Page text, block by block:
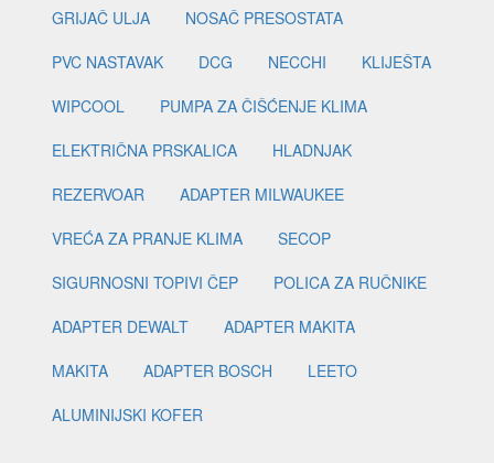
GRIJAČ ULJA
NOSAČ PRESOSTATA
PVC NASTAVAK
DCG NECCHI
KLIJEŠTA
WIPCOOL
PUMPA ZA ČIŠĆENJE KLIMA
ELEKTRIČNA PRSKALICA
HLADNJAK
REZERVOAR
ADAPTER MILWAUKEE
VREĆA ZA PRANJE KLIMA
SECOP
SIGURNOSNI TOPIVI ČEP
POLICA ZA RUČNIKE
ADAPTER DEWALT
ADAPTER MAKITA
MAKITA
ADAPTER BOSCH
LEETO
ALUMINIJSKI KOFER